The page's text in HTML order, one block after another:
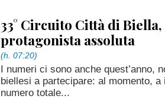
33° Circuito Città di
protagonista assoluta
(h. 07:20)
I numeri ci sono anche quest’anno,
biellesi a partecipare: al momento,
numero totale...